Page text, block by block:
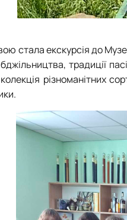
стала екскурсія до
бджільництва, традиції
різноманітних